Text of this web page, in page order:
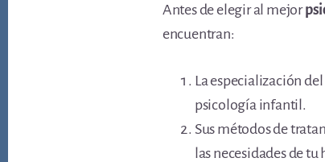
Antes de elegir al mejor
encuentran:
La especialización
psicología infantil.
Sus métodos de
las necesidades de tu